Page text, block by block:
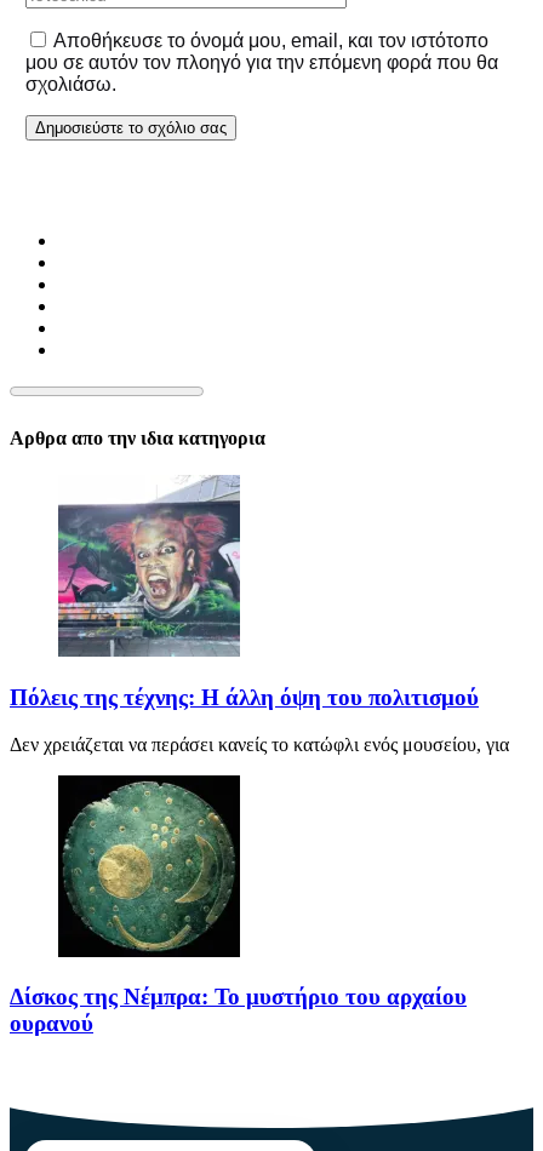
Αποθήκευσε το όνομά μου, email, και τον ιστότοπο
μου σε αυτόν τον πλοηγό για την επόμενη φορά που θα
σχολιάσω.
Αρθρα απο την ιδια κατηγορια
Πόλεις της τέχνης: Η άλλη όψη του πολιτισμού
Δεν χρειάζεται να περάσει κανείς το κατώφλι ενός μουσείου, για
Δίσκος της Νέμπρα: Το μυστήριο του αρχαίου
ουρανού